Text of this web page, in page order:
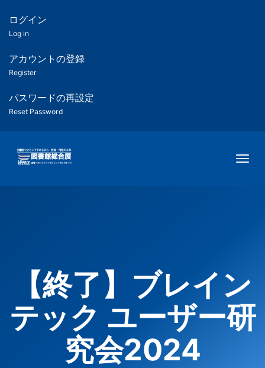
ツ
匿
名
ユ
ー
ー
用
メ
ログイン
Log in
アカウントの登録
Register
パスワードの再設定
Reset Password
【終了】ブレイン
テック ユーザー研
究会2024